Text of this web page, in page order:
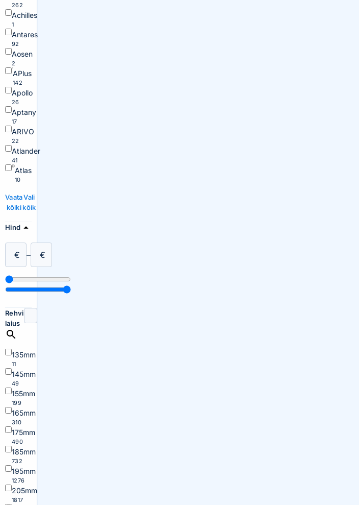
262
Achilles
1
Antares
92
Aosen
2
APlus
142
Apollo
26
Aptany
17
ARIVO
22
Atlander
41
Atlas
10
Vaata
kõiki
Vali
kõik
Hind
€ – €
Rehvi
laius
135mm
11
145mm
49
155mm
199
165mm
310
175mm
490
185mm
732
195mm
1276
205mm
1817